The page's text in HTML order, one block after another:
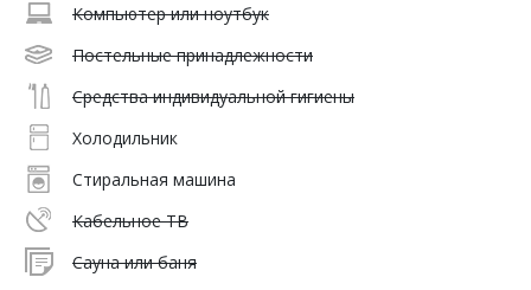
Компьютер или ноутбук
Постельные принадлежности
Средства индивидуальной гигиены
Холодильник
Стиральная машина
Кабельное ТВ
Сауна или баня